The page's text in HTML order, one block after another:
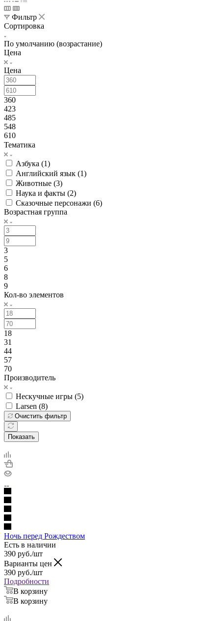
Фильтр
Сортировка
По умолчанию (возрастание)
Цена
Цена
360
423
485
548
610
Тематика
Азбука (1)
Английский язык (1)
Животные (3)
Наука и факты (2)
Сказочные персонажи (6)
Возрастная группа
3
5
6
8
9
Кол-во элементов
18
31
44
57
70
Производитель
Нескучные игры (5)
Larsen (8)
Очистить фильтр
Показать
Ночь перед Рождеством
Есть в наличии
390 руб./шт
Варианты цен
390 руб./шт
Подробности
В корзину
В корзину